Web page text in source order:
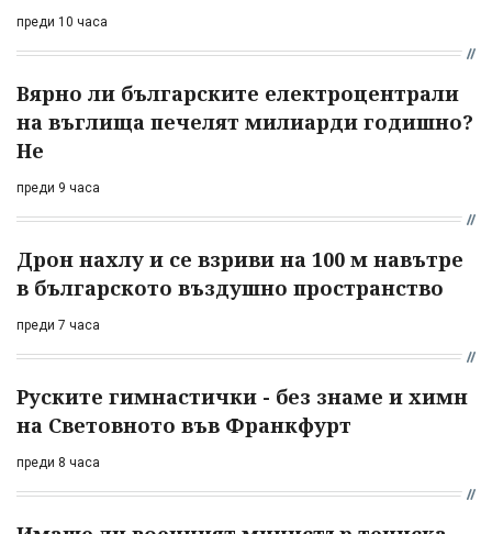
преди 10 часа
Вярно ли българските електроцентрали
на въглища печелят милиарди годишно?
Не
преди 9 часа
Дрон нахлу и се взриви на 100 м навътре
в българското въздушно пространство
преди 7 часа
Руските гимнастички - без знаме и химн
на Световното във Франкфурт
преди 8 часа